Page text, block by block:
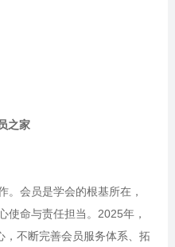
之家
会员是学会的根基所在，
使命与责任担当。2025年，
，不断完善会员服务体系、拓